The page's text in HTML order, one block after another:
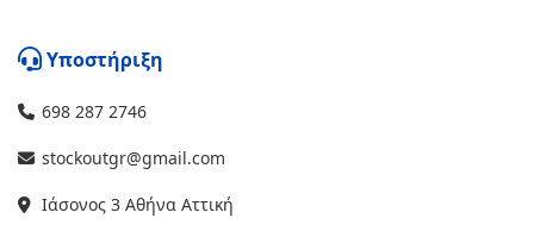
Υποστήριξη
698 287 2746
stockoutgr@gmail.com
Ιάσονος 3 Αθήνα Αττική